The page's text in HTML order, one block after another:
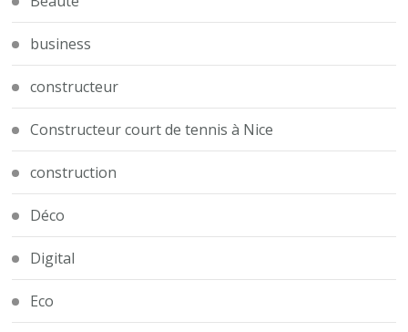
business
constructeur
Constructeur court de tennis à Nice
construction
Déco
Digital
Eco